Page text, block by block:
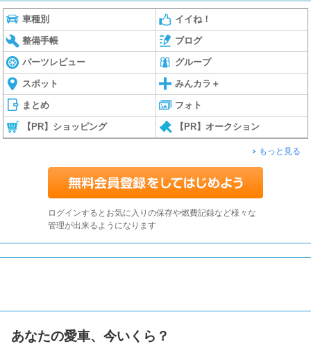
車種別 イイね！
整備手帳 ブログ
パーツレビュー グループ
スポット みんカラ＋
まとめ フォト
【PR】ショッピング 【PR】オークション
もっと見る
ログインするとお気に入りの保存や燃費記録など様々な
管理が出来るようになります
あなたの愛車、今いくら？